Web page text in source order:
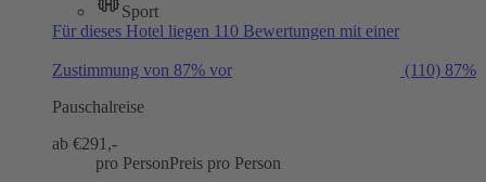
Sport
Für dieses Hotel liegen 110 Bewertungen mit einer
Zustimmung von 87% vor (110) 87%
Pauschalreise
ab €291,-
pro PersonPreis pro Person